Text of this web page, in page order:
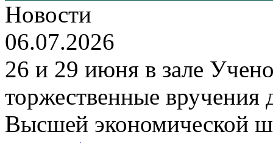
Новости
06.07.2026
26 и 29 июня в зале
торжественные
Высшей экономической